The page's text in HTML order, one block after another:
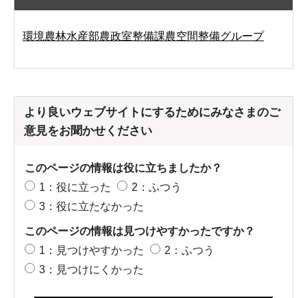
環境農林水産部農政室整備課農空間整備グループ
より良いウェブサイトにするためにみなさまのご
意見をお聞かせください
このページの情報は役に立ちましたか？
1：役に立った
2：ふつう
3：役に立たなかった
このページの情報は見つけやすかったですか？
1：見つけやすかった
2：ふつう
3：見つけにくかった